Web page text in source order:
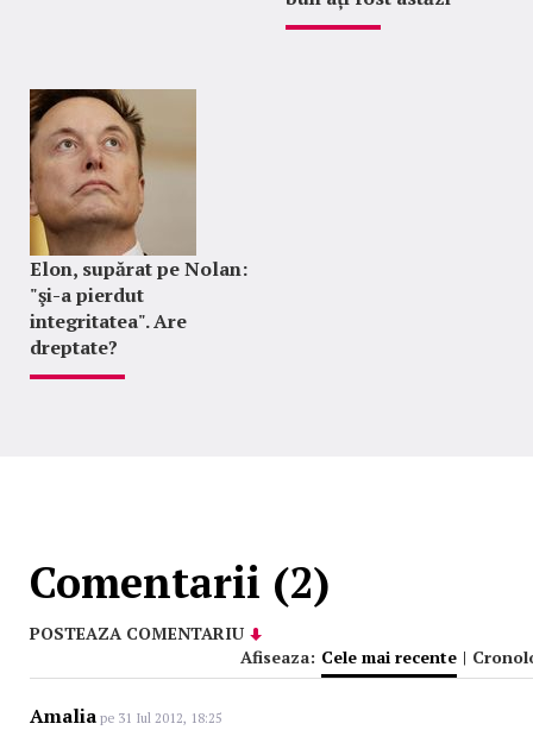
Elon, supărat pe Nolan:
"şi-a pierdut
integritatea". Are
dreptate?
Comentarii (2)
POSTEAZA COMENTARIU
Afiseaza: Cele mai recente |
Amalia pe 31 Iul 2012, 18:25